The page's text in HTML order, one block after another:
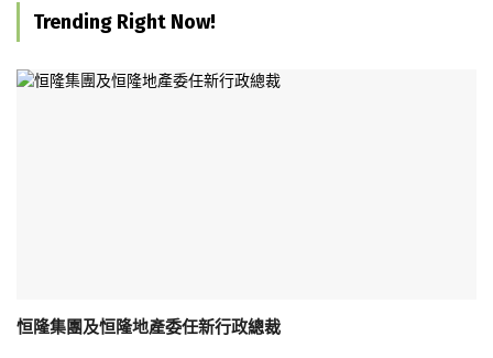
Trending Right Now!
恒隆集團及恒隆地產委任新行政總裁